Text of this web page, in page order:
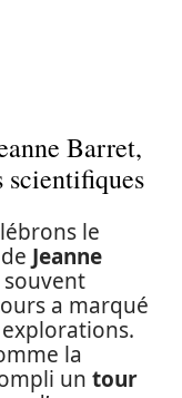
Barret,
scientifiques
le
Jeanne
a marqué
la
un tour